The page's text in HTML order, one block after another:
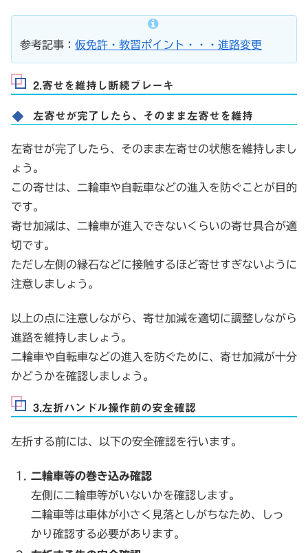
参考記事： 仮免許・教習ポイント・・・進路変更
2.寄せを維持し断続ブレーキ
左寄せが完了したら、そのまま左寄せを維持
左寄せが完了したら、そのまま左寄せの状態を維持しまし
ょう。
この寄せは、二輪車や自転車などの進入を防ぐことが目的
です。
寄せ加減は、二輪車が進入できないくらいの寄せ具合が適
切です。
ただし左側の縁石などに接触するほど寄せすぎないように
注意しましょう。
以上の点に注意しながら、寄せ加減を適切に調整しながら
進路を維持しましょう。
二輪車や自転車などの進入を防ぐために、寄せ加減が十分
かどうかを確認しましょう。
3.左折ハンドル操作前の安全確認
左折する前には、以下の安全確認を行います。
二輪車等の巻き込み確認
左側に二輪車等がいないかを確認します。
二輪車等は車体が小さく見落としがちなため、しっ
かり確認する必要があります。